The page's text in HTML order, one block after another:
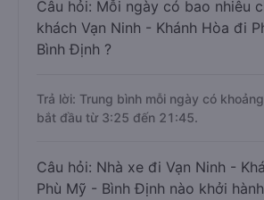
Câu hỏi: Mỗi ngày có bao nhiêu
khách Vạn Ninh - Khánh Hòa đi
Bình Định ?
Trả lời: Trung bình mỗi ngày có
bắt đầu từ 3:25 đến 21:45.
Câu hỏi: Nhà xe đi Vạn Ninh -
Phù Mỹ - Bình Định nào khởi